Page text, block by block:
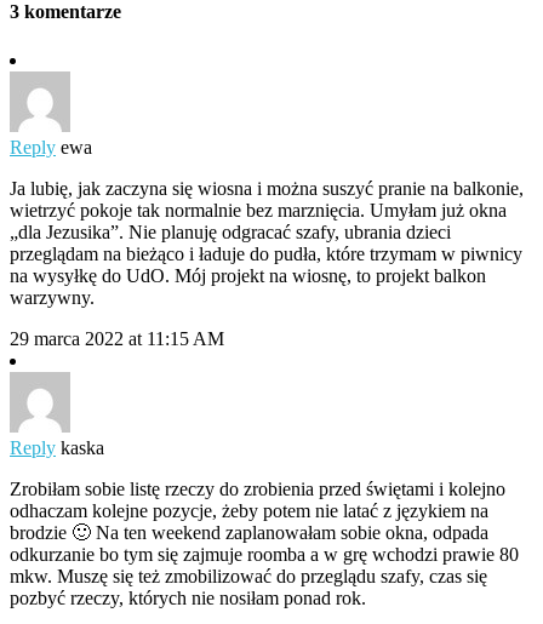
3 komentarze
Reply ewa
Ja lubię, jak zaczyna się wiosna i można suszyć pranie na balkonie,
wietrzyć pokoje tak normalnie bez marznięcia. Umyłam już okna
„dla Jezusika”. Nie planuję odgracać szafy, ubrania dzieci
przeglądam na bieżąco i ładuje do pudła, które trzymam w piwnicy
na wysyłkę do UdO. Mój projekt na wiosnę, to projekt balkon
warzywny.
29 marca 2022 at 11:15 AM
Reply kaska
Zrobiłam sobie listę rzeczy do zrobienia przed świętami i kolejno
odhaczam kolejne pozycje, żeby potem nie latać z językiem na
brodzie 🙂 Na ten weekend zaplanowałam sobie okna, odpada
odkurzanie bo tym się zajmuje roomba a w grę wchodzi prawie 80
mkw. Muszę się też zmobilizować do przeglądu szafy, czas się
pozbyć rzeczy, których nie nosiłam ponad rok.